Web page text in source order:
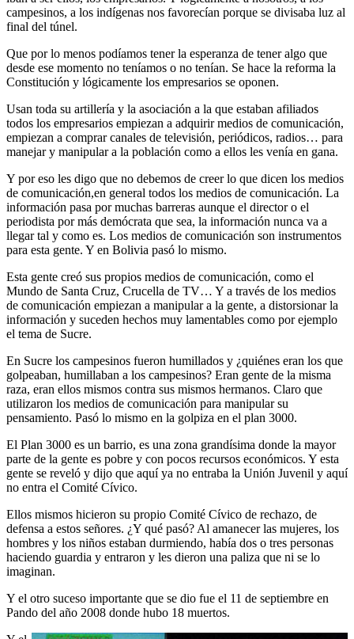
campesinos, a los indígenas nos favorecían porque se divisaba luz al
final del túnel.
Que por lo menos podíamos tener la esperanza de tener algo que
desde ese momento no teníamos o no tenían. Se hace la reforma la
Constitución y lógicamente los empresarios se oponen.
Usan toda su artillería y la asociación a la que estaban afiliados
todos los empresarios empiezan a adquirir medios de comunicación,
empiezan a comprar canales de televisión, periódicos, radios… para
manejar y manipular a la población como a ellos les venía en gana.
Y por eso les digo que no debemos de creer lo que dicen los medios
de comunicación,en general todos los medios de comunicación. La
información pasa por muchas barreras aunque el director o el
periodista por más demócrata que sea, la información nunca va a
llegar tal y como es. Los medios de comunicación son instrumentos
para esta gente. Y en Bolivia pasó lo mismo.
Esta gente creó sus propios medios de comunicación, como el
Mundo de Santa Cruz, Crucella de TV… Y a través de los medios
de comunicación empiezan a manipular a la gente, a distorsionar la
información y suceden hechos muy lamentables como por ejemplo
el tema de Sucre.
En Sucre los campesinos fueron humillados y ¿quiénes eran los que
golpeaban, humillaban a los campesinos? Eran gente de la misma
raza, eran ellos mismos contra sus mismos hermanos. Claro que
utilizaron los medios de comunicación para manipular su
pensamiento. Pasó lo mismo en la golpiza en el plan 3000.
El Plan 3000 es un barrio, es una zona grandísima donde la mayor
parte de la gente es pobre y con pocos recursos económicos. Y esta
gente se reveló y dijo que aquí ya no entraba la Unión Juvenil y aquí
no entra el Comité Cívico.
Ellos mismos hicieron su propio Comité Cívico de rechazo, de
defensa a estos señores. ¿Y qué pasó? Al amanecer las mujeres, los
hombres y los niños estaban durmiendo, había dos o tres personas
haciendo guardia y entraron y les dieron una paliza que ni se lo
imaginan.
Y el otro suceso importante que se dio fue el 11 de septiembre en
Pando del año 2008 donde hubo 18 muertos.